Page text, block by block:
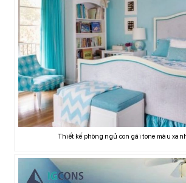
Thiết kế phòng ngủ con gái tone màu